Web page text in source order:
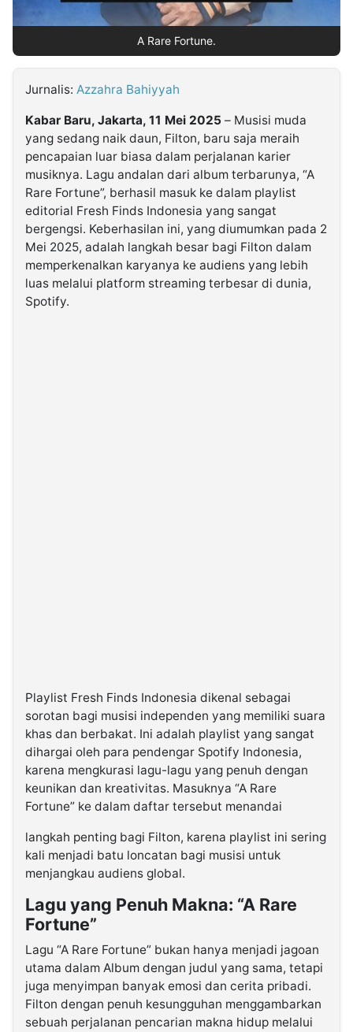
Kabarbaru.co
2026
Kabarbaru
Holding
A Rare Fortune.
Jurnalis: Azzahra Bahiyyah
Kabar Baru, Jakarta, 11 Mei 2025 – Musisi muda
yang sedang naik daun, Filton, baru saja meraih
pencapaian luar biasa dalam perjalanan karier
musiknya. Lagu andalan dari album terbarunya, “A
Rare Fortune”, berhasil masuk ke dalam playlist
editorial Fresh Finds Indonesia yang sangat
bergengsi. Keberhasilan ini, yang diumumkan pada 2
Mei 2025, adalah langkah besar bagi Filton dalam
memperkenalkan karyanya ke audiens yang lebih
luas melalui platform streaming terbesar di dunia,
Spotify.
Playlist Fresh Finds Indonesia dikenal sebagai
sorotan bagi musisi independen yang memiliki suara
khas dan berbakat. Ini adalah playlist yang sangat
dihargai oleh para pendengar Spotify Indonesia,
karena mengkurasi lagu-lagu yang penuh dengan
keunikan dan kreativitas. Masuknya “A Rare
Fortune” ke dalam daftar tersebut menandai
langkah penting bagi Filton, karena playlist ini sering
kali menjadi batu loncatan bagi musisi untuk
menjangkau audiens global.
Lagu yang Penuh Makna: “A Rare
Fortune”
Lagu “A Rare Fortune” bukan hanya menjadi jagoan
utama dalam Album dengan judul yang sama, tetapi
juga menyimpan banyak emosi dan cerita pribadi.
Filton dengan penuh kesungguhan menggambarkan
sebuah perjalanan pencarian makna hidup melalui